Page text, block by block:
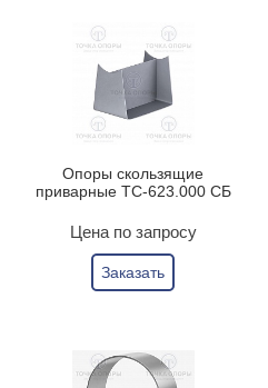
Опоры скользящие
приварные ТС-623.000 СБ
Цена по запросу
Заказать